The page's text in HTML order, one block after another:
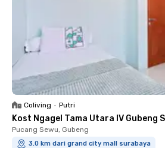
Coliving • Putri
Kost Ngagel Tama Utara IV Gubeng
Pucang Sewu, Gubeng
3.0 km dari grand city mall surabaya